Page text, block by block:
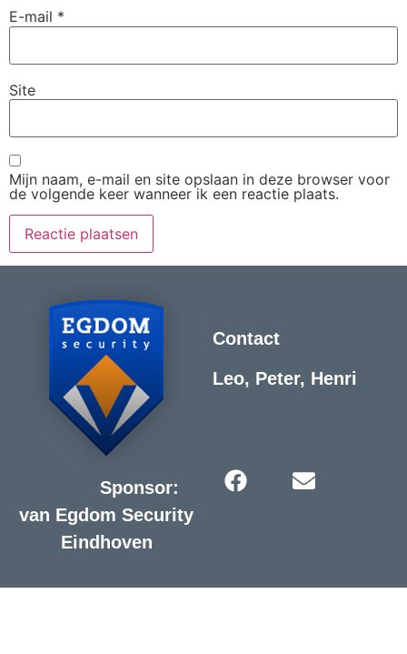
E-mail *
Site
Mijn naam, e-mail en site opslaan in deze browser voor
de volgende keer wanneer ik een reactie plaats.
Sponsor:
van Egdom Security
Eindhoven
Contact
Leo, Peter, Henri